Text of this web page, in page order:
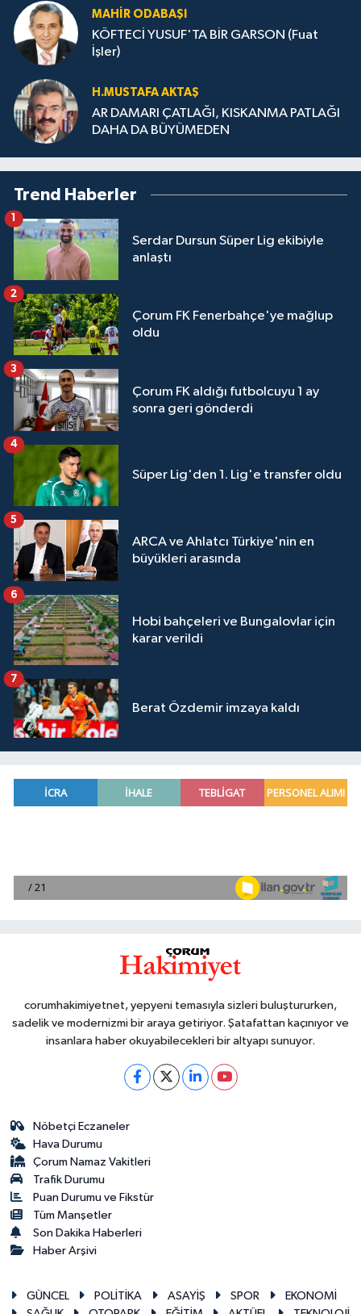
MAHIR ODABAŞI
KÖFTECİ YUSUF'TA BİR GARSON (Fuat
İşler)
H.MUS­TA­FA AK­TAŞ
AR DAMARI ÇATLAĞI, KISKANMA PATLAĞI
DAHA DA BÜYÜMEDEN
Trend Haberler
Serdar Dursun Süper Lig ekibiyle
anlaştı
1
Çorum FK Fenerbahçe'ye mağlup
oldu
2
Çorum FK aldığı futbolcuyu 1 ay
sonra geri gönderdi
3
Süper Lig'den 1. Lig'e transfer oldu
4
ARCA ve Ahlatcı Türkiye'nin en
büyükleri arasında
5
Hobi bahçeleri ve Bungalovlar için
karar verildi
6
Berat Özdemir imzaya kaldı
7
corumhakimiyetnet, yepyeni temasıyla sizleri buluştururken,
sadelik ve modernizmi bir araya getiriyor. Şatafattan kaçınıyor ve
insanlara haber okuyabilecekleri bir altyapı sunuyor.
Nöbetçi Eczaneler
Hava Durumu
Çorum Namaz Vakitleri
Trafik Durumu
Puan Durumu ve Fikstür
Tüm Manşetler
Son Dakika Haberleri
Haber Arşivi
GÜNCEL POLİTİKA ASAYİŞ SPOR
EKONOMİ